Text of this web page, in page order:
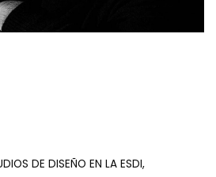
DE DISEÑO EN LA ESDI,